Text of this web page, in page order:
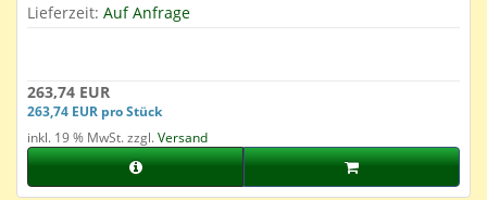
Lieferzeit: Auf Anfrage
263,74 EUR
263,74 EUR pro Stück
inkl. 19 % MwSt. zzgl.Versand